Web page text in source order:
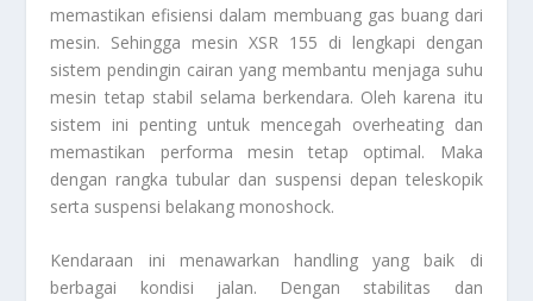
memastikan efisiensi dalam membuang gas buang dari
mesin. Sehingga mesin XSR 155 di lengkapi dengan
sistem pendingin cairan yang membantu menjaga suhu
mesin tetap stabil selama berkendara. Oleh karena itu
sistem ini penting untuk mencegah overheating dan
memastikan performa mesin tetap optimal. Maka
dengan rangka tubular dan suspensi depan teleskopik
serta suspensi belakang monoshock.
Kendaraan ini menawarkan handling yang baik di
berbagai kondisi jalan. Dengan stabilitas dan